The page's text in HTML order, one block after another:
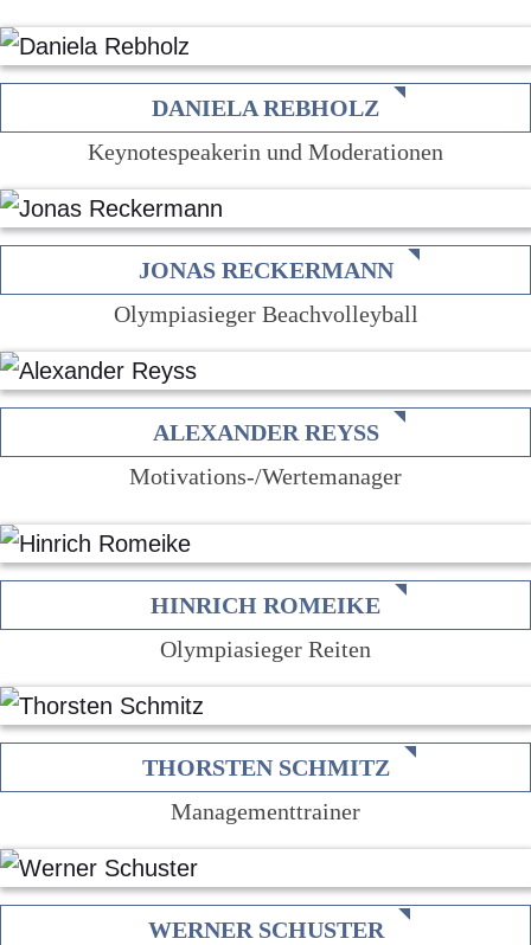
DANIELA REBHOLZ
Keynotespeakerin und Moderationen
JONAS RECKERMANN
Olympiasieger Beachvolleyball
ALEXANDER REYSS
Motivations-/Wertemanager
HINRICH ROMEIKE
Olympiasieger Reiten
THORSTEN SCHMITZ
Managementtrainer
WERNER SCHUSTER